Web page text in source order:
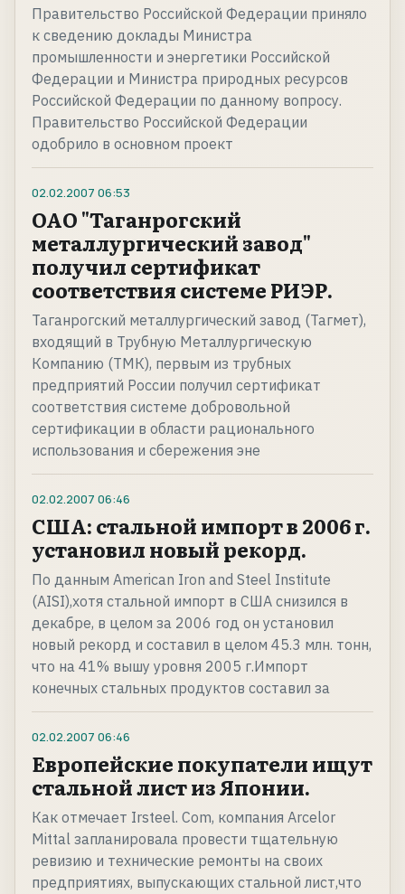
Правительство Российской Федерации приняло
к сведению доклады Министра
промышленности и энергетики Российской
Федерации и Министра природных ресурсов
Российской Федерации по данному вопросу.
Правительство Российской Федерации
одобрило в основном проект
02.02.2007 06:53
ОАО "Таганрогский
металлургический завод"
получил сертификат
соответствия системе РИЭР.
Таганрогский металлургический завод (Тагмет),
входящий в Трубную Металлургическую
Компанию (ТМК), первым из трубных
предприятий России получил сертификат
соответствия системе добровольной
сертификации в области рационального
использования и сбережения эне
02.02.2007 06:46
США: стальной импорт в 2006 г.
установил новый рекорд.
По данным American Iron and Steel Institute
(AISI),хотя стальной импорт в США снизился в
декабре, в целом за 2006 год он установил
новый рекорд и составил в целом 45.3 млн. тонн,
что на 41% вышу уровня 2005 г.Импорт
конечных стальных продуктов составил за
02.02.2007 06:46
Европейские покупатели ищут
стальной лист из Японии.
Как отмечает Irsteel. Com, компания Arcelor
Mittal запланировала провести тщательную
ревизию и технические ремонты на своих
предприятиях, выпускающих стальной лист,что